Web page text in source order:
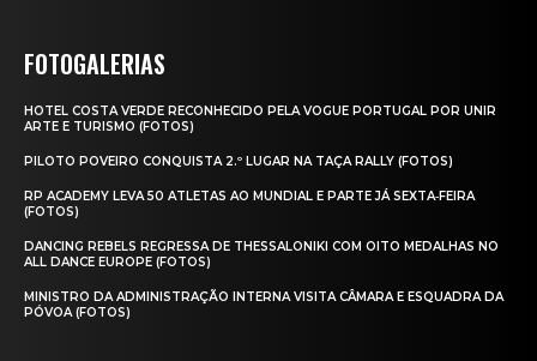
FOTOGALERIAS
HOTEL COSTA VERDE RECONHECIDO PELA VOGUE PORTUGAL POR UNIR
ARTE E TURISMO (FOTOS)
PILOTO POVEIRO CONQUISTA 2.º LUGAR NA TAÇA RALLY (FOTOS)
RP ACADEMY LEVA 50 ATLETAS AO MUNDIAL E PARTE JÁ SEXTA‑FEIRA
(FOTOS)
DANCING REBELS REGRESSA DE THESSALONIKI COM OITO MEDALHAS NO
ALL DANCE EUROPE (FOTOS)
MINISTRO DA ADMINISTRAÇÃO INTERNA VISITA CÂMARA E ESQUADRA DA
PÓVOA (FOTOS)